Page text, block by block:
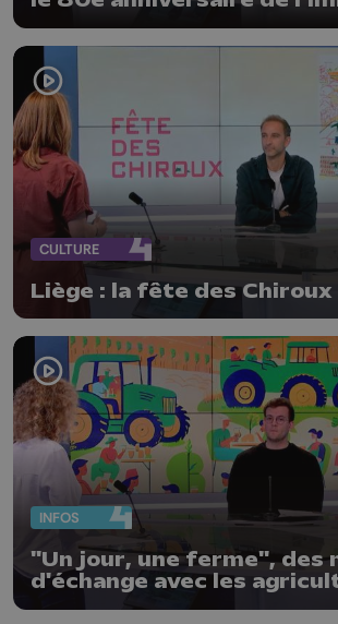
CULTURE
Liège : la fête des Chiroux
INFOS
"Un jour, une ferme", des
d'échange avec les